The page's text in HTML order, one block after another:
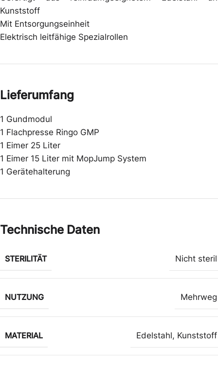
Kunststoff
Mit Entsorgungseinheit
Elektrisch leitfähige Spezialrollen
Lieferumfang
1 Gundmodul
1 Flachpresse Ringo GMP
1 Eimer 25 Liter
1 Eimer 15 Liter mit MopJump System
1 Gerätehalterung
Technische Daten
STERILITÄT Nicht steril
NUTZUNG Mehrweg
MATERIAL Edelstahl, Kunststoff